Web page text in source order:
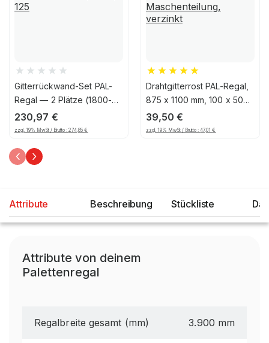
Gitterrückwand-Set PAL-
Regal — 2 Plätze (1800-
1850mm), 1206, 125
230,97 €
zzgl. 19% MwSt / Brutto :274,85€
Drahtgitterrost PAL-Regal,
875 x 1100 mm, 100 x 50
mm Maschenteilung,
verzinkt
39,50€
zzgl. 19% MwSt / Brutto :47,01€
Attribute Beschreibung Stückliste
Attribute von deinem
Palettenregal
Regalbreite gesamt (mm) 3.900 mm